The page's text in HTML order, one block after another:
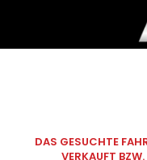
DAS GESUCHTE
VERKAUFT